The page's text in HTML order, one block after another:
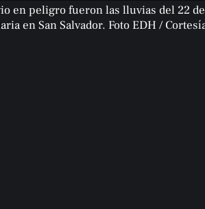
en peligro fueron las lluvias del 22
en San Salvador. Foto EDH /